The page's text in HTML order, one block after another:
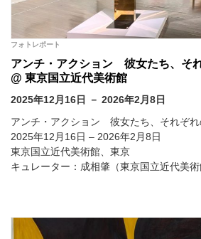
フォトレポート
アンチ・アクション 彼女たち、そ
@ 東京国立近代美術館
2025年12月16日 － 2026年2月8日
アンチ・アクション 彼女たち、それぞ
2025年12月16日 – 2026年2月8日
東京国立近代美術館、東京
キュレーター：成相肇（東京国立近代美術